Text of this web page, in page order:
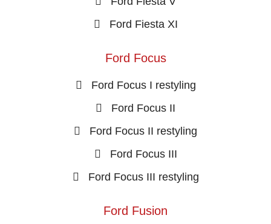
Ford Fiesta XI
Ford Focus
Ford Focus I restyling
Ford Focus II
Ford Focus II restyling
Ford Focus III
Ford Focus III restyling
Ford Fusion